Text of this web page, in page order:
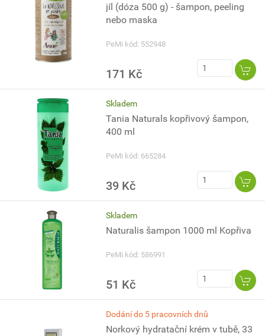
jíl (dóza 500 g) - šampon, peeling
nebo maska
PeMi kód: 552948
171 Kč
Skladem
Tania Naturals kopřivový šampon,
400 ml
PeMi kód: 665284
39 Kč
Skladem
Naturalis šampon 1000 ml Kopřiva
PeMi kód: 586991
51 Kč
Dodání do 5 pracovních dnů
Norkový hydratační krém v tubě, 33